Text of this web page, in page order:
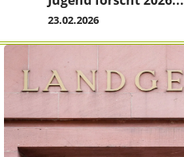
23.02.2026